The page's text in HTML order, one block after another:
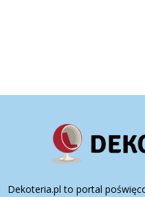
Dekoteria.pl to portal